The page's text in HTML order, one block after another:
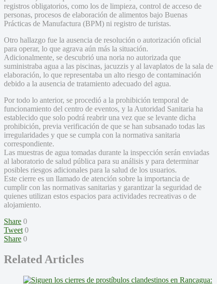
registros obligatorios, como los de limpieza, control de acceso de
personas, procesos de elaboración de alimentos bajo Buenas
Prácticas de Manufactura (BPM) ni registro de turistas.
Otro hallazgo fue la ausencia de resolución o autorización oficial
para operar, lo que agrava aún más la situación.
Adicionalmente, se descubrió una noria no autorizada que
suministraba agua a las piscinas, jacuzzis y al lavaplatos de la sala de
elaboración, lo que representaba un alto riesgo de contaminación
debido a la ausencia de tratamiento adecuado del agua.
Por todo lo anterior, se procedió a la prohibición temporal de
funcionamiento del centro de eventos, y la Autoridad Sanitaria ha
establecido que solo podrá reabrir una vez que se levante dicha
prohibición, previa verificación de que se han subsanado todas las
irregularidades y que se cumpla con la normativa sanitaria
correspondiente.
Las muestras de agua tomadas durante la inspección serán enviadas
al laboratorio de salud pública para su análisis y para determinar
posibles riesgos adicionales para la salud de los usuarios.
Este cierre es un llamado de atención sobre la importancia de
cumplir con las normativas sanitarias y garantizar la seguridad de
quienes utilizan estos espacios para actividades recreativas o de
alojamiento.
Share 0
Tweet 0
Share 0
Related Articles